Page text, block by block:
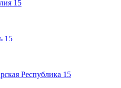
15
15
Республика 15